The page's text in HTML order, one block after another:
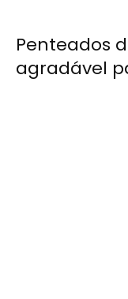
Penteados
agradável